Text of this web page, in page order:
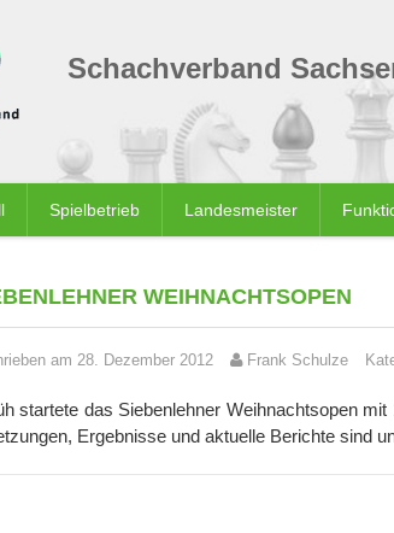
Schachverband
Spielbetrieb Landesmeister
WEIHNACHTSOPEN
am 28. Dezember 2012 Frank Schulze
startete das Siebenlehner Weihnachtsopen
Ergebnisse und aktuelle Berichte sind